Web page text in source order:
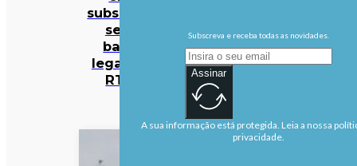
subsídios
sem
base
legal na
RTP
Subscreva e receba todas as novidades.
Assinar
A sua informação está protegida. Leia a nossa
privacidade.